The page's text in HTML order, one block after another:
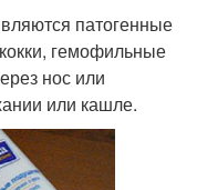
патогенные
гемофильные
нос или
или кашле.